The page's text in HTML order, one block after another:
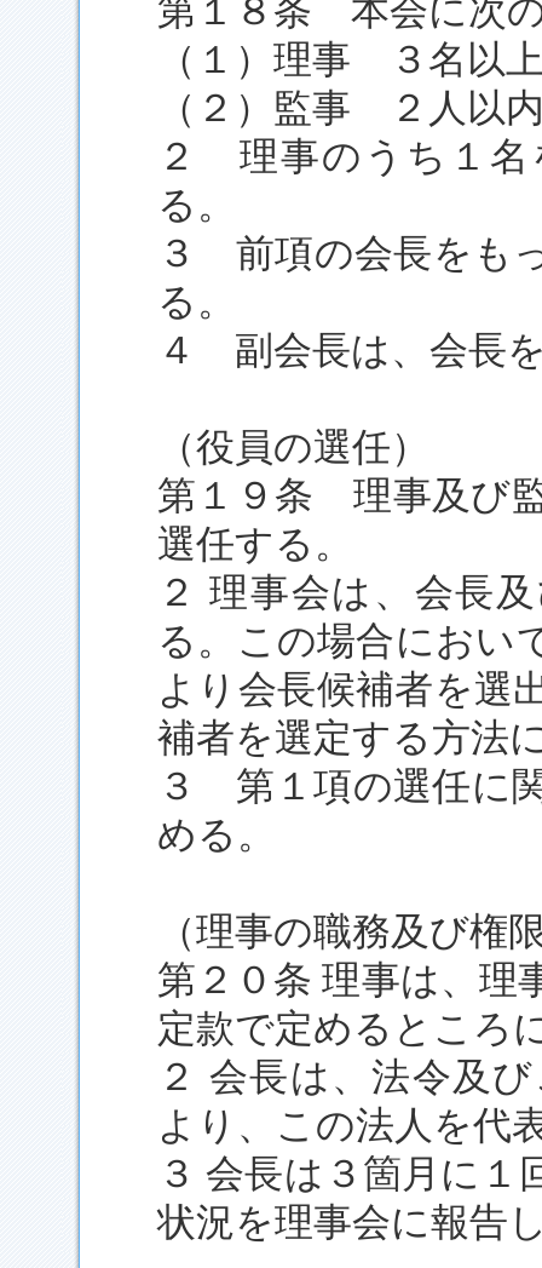
第１８条 本会に次
（１）理事 ３名以
（２）監事 ２人以
２ 理事のうち１名
る。
３ 前項の会長をも
る。
４ 副会長は、会長
（役員の選任）
第１９条 理事及び
選任する。
２ 理事会は、会長
る。この場合におい
より会長候補者を選
補者を選定する方法
３ 第１項の選任に
める。
（理事の職務及び権
第２０条 理事は、理
定款で定めるところ
２ 会長は、法令及
より、この法人を代
３ 会長は３箇月に１
状況を理事会に報告